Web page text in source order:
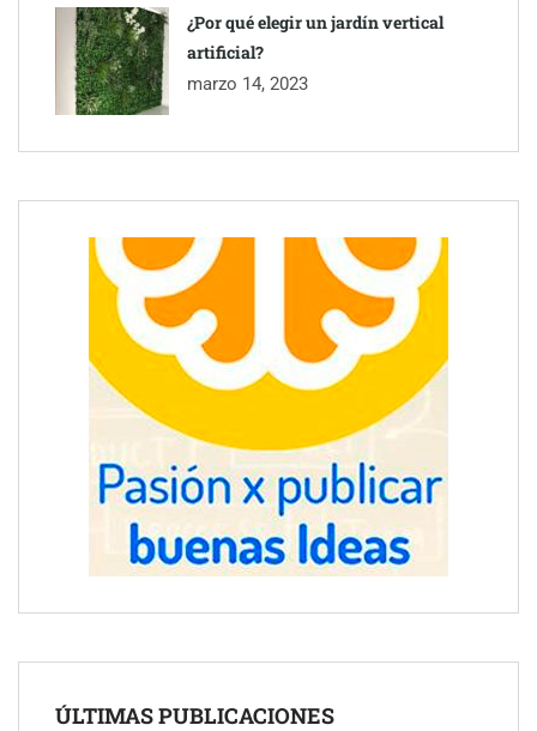
¿Por qué elegir un jardín vertical
artificial?
marzo 14, 2023
ÚLTIMAS PUBLICACIONES